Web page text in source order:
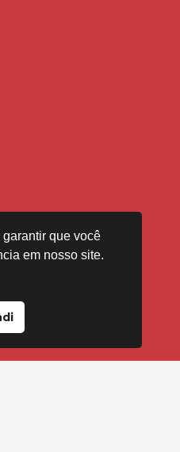
que você
em nosso site.